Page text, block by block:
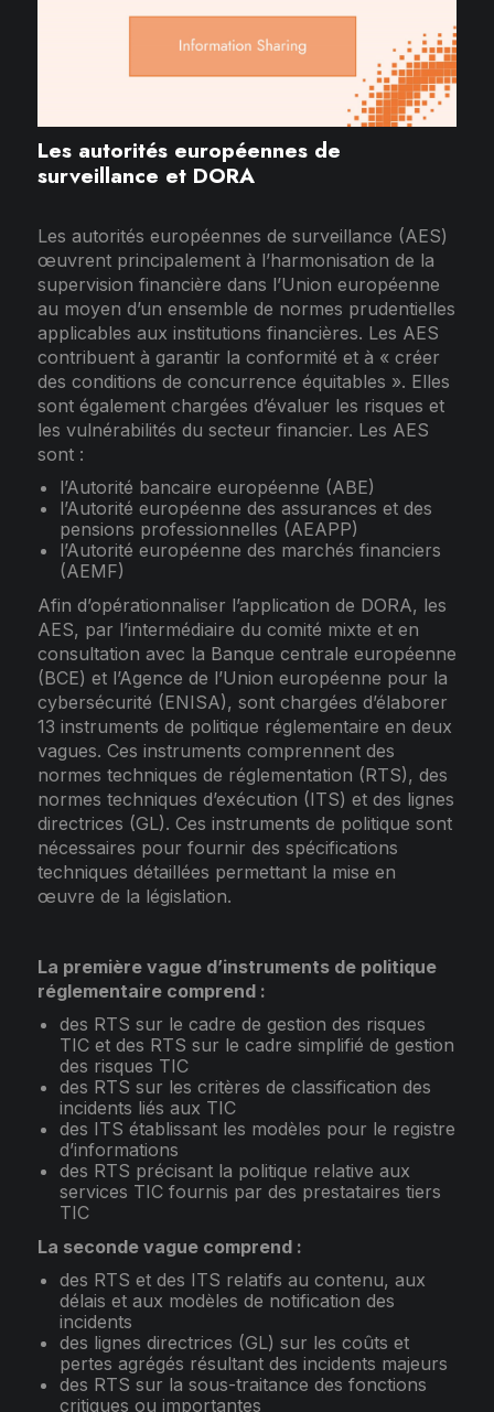
Les autorités européennes de
surveillance et DORA
Les autorités européennes de surveillance (AES)
œuvrent principalement à l’harmonisation de la
supervision financière dans l’Union européenne
au moyen d’un ensemble de normes prudentielles
applicables aux institutions financières. Les AES
contribuent à garantir la conformité et à « créer
des conditions de concurrence équitables ». Elles
sont également chargées d’évaluer les risques et
les vulnérabilités du secteur financier. Les AES
sont :
l’Autorité bancaire européenne (ABE)
l’Autorité européenne des assurances et des
pensions professionnelles (AEAPP)
l’Autorité européenne des marchés financiers
(AEMF)
Afin d’opérationnaliser l’application de DORA, les
AES, par l’intermédiaire du comité mixte et en
consultation avec la Banque centrale européenne
(BCE) et l’Agence de l’Union européenne pour la
cybersécurité (ENISA), sont chargées d’élaborer
13 instruments de politique réglementaire en deux
vagues. Ces instruments comprennent des
normes techniques de réglementation (RTS), des
normes techniques d’exécution (ITS) et des lignes
directrices (GL). Ces instruments de politique sont
nécessaires pour fournir des spécifications
techniques détaillées permettant la mise en
œuvre de la législation.
La première vague d’instruments de politique
réglementaire comprend :
des RTS sur le cadre de gestion des risques
TIC et des RTS sur le cadre simplifié de gestion
des risques TIC
des RTS sur les critères de classification des
incidents liés aux TIC
des ITS établissant les modèles pour le registre
d’informations
des RTS précisant la politique relative aux
services TIC fournis par des prestataires tiers
TIC
La seconde vague comprend :
des RTS et des ITS relatifs au contenu, aux
délais et aux modèles de notification des
incidents
des lignes directrices (GL) sur les coûts et
pertes agrégés résultant des incidents majeurs
des RTS sur la sous-traitance des fonctions
critiques ou importantes